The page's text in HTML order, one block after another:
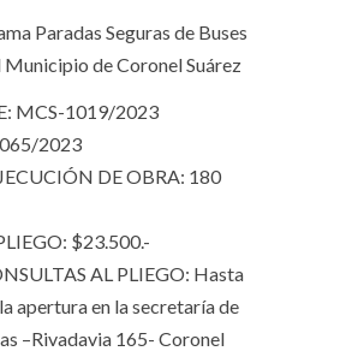
Paradas Seguras de Buses
de Coronel Suárez
MCS-1019/2023
2023
DE OBRA: 180
$23.500.-
AL PLIEGO: Hasta
apertura en la secretaría de
–Rivadavia 165- Coronel